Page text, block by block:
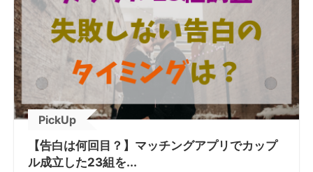
PickUp
【告白は何回目？】マッチングアプリでカップ
ル成立した23組を...